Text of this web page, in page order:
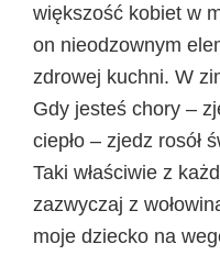
większość kobiet w
on nieodzownym
zdrowej kuchni. W
Gdy jesteś chory –
ciepło – zjedz rosół
Taki właściwie z
zazwyczaj z
moje dziecko na